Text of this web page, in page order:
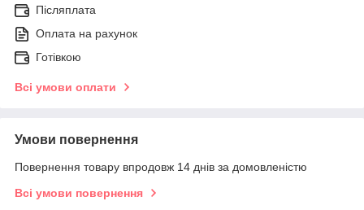
Післяплата
Оплата на рахунок
Готівкою
Всі умови оплати
Умови повернення
Повернення товару впродовж 14 днів за домовленістю
Всі умови повернення